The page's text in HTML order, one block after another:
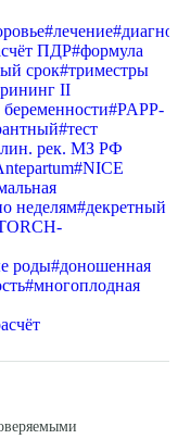
#лечение#
ПДР#формула
срок#триместры
II
#PAPP-
#тест
рек. МЗ РФ
#NICE
неделям#декретный
роды#доношенная
#многоплодная